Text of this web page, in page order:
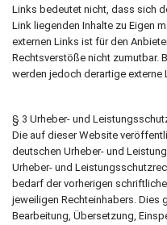
Links bedeutet nicht, dass sich
Link liegenden Inhalte zu Eigen
externen Links ist für den
Rechtsverstöße nicht zumutbar.
werden jedoch derartige
§ 3 Urheber- und
Die auf dieser Website
deutschen Urheber- und
Urheber- und
bedarf der vorherigen
jeweiligen Rechteinhabers. Dies
Bearbeitung, Übersetzung,